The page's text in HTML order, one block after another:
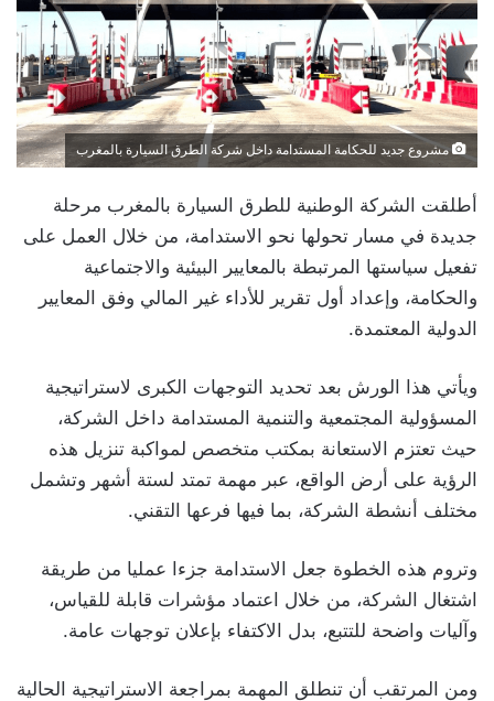
مشروع جديد للحكامة المستدامة داخل شركة الطرق السيارة بالمغرب
أطلقت الشركة الوطنية للطرق السيارة بالمغرب مرحلة
جديدة في مسار تحولها نحو الاستدامة، من خلال العمل على
تفعيل سياستها المرتبطة بالمعايير البيئية والاجتماعية
والحكامة، وإعداد أول تقرير للأداء غير المالي وفق المعايير
الدولية المعتمدة.
ويأتي هذا الورش بعد تحديد التوجهات الكبرى لاستراتيجية
المسؤولية المجتمعية والتنمية المستدامة داخل الشركة،
حيث تعتزم الاستعانة بمكتب متخصص لمواكبة تنزيل هذه
الرؤية على أرض الواقع، عبر مهمة تمتد لستة أشهر وتشمل
مختلف أنشطة الشركة، بما فيها فرعها التقني.
وتروم هذه الخطوة جعل الاستدامة جزءا عمليا من طريقة
اشتغال الشركة، من خلال اعتماد مؤشرات قابلة للقياس،
وآليات واضحة للتتبع، بدل الاكتفاء بإعلان توجهات عامة.
ومن المرتقب أن تنطلق المهمة بمراجعة الاستراتيجية الحالية